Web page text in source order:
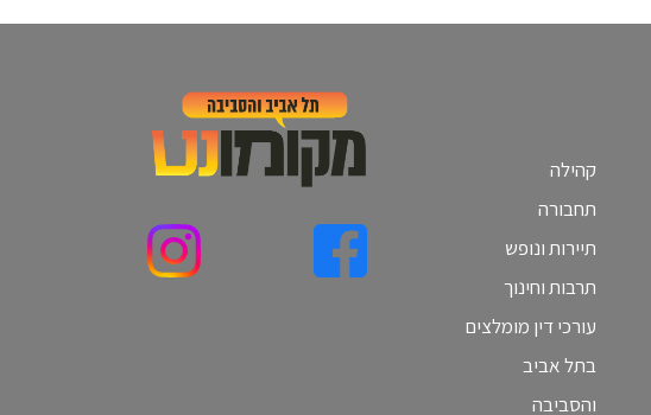
קהילה
תחבורה
תיירות ונופש
תרבות וחינוך
עורכי דין מומלצים
בתל אביב
והסביבה